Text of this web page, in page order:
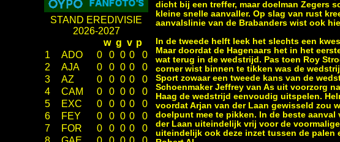
STAND EREDIVISIE
2026-2027
w g v p
1
ADO 0 0 0 0
0
2
AJA 0 0 0 0
0
3
AZ 0 0 0 0
0
4
CAM 0 0 0 0
0
5
EXC 0 0 0 0
0
6
FEY 0 0 0 0
0
7
FOR 0 0 0 0
0
dicht bij een treffer, maar doelman Zegers
kleine snelle aanvaller. Op slag van rust
aanvalslinie van de Brabanders wist ook
In de tweede helft leek het slechts een
Maar doordat de Hagenaars het in het
wat terug in de wedstrijd. Pas toen Roy
corner wist binnen te tikken was de
Sport zowaar een tweede kans van de
Schoenmaker Jeffrey van As uit voorzorg
Haag de wedstrijd eenvoudig uitspelen.
voordat Arjan van der Laan gewisseld zou
doelpunt mee te pikken. In de beste
der Laan uiteindelijk vrij voor de
uiteindelijk ook deze inzet tussen de palen